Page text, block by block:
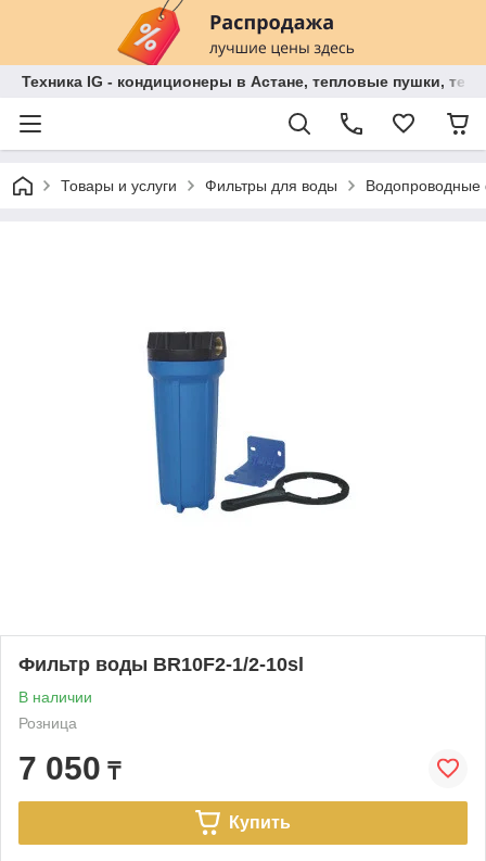
Техника IG - кондиционеры в Астане, тепловые пушки,
Товары и услуги Фильтры для воды Водопроводные
Фильтр воды BR10F2-1/2-10sl
В наличии
Розница
7 050 ₸
Купить